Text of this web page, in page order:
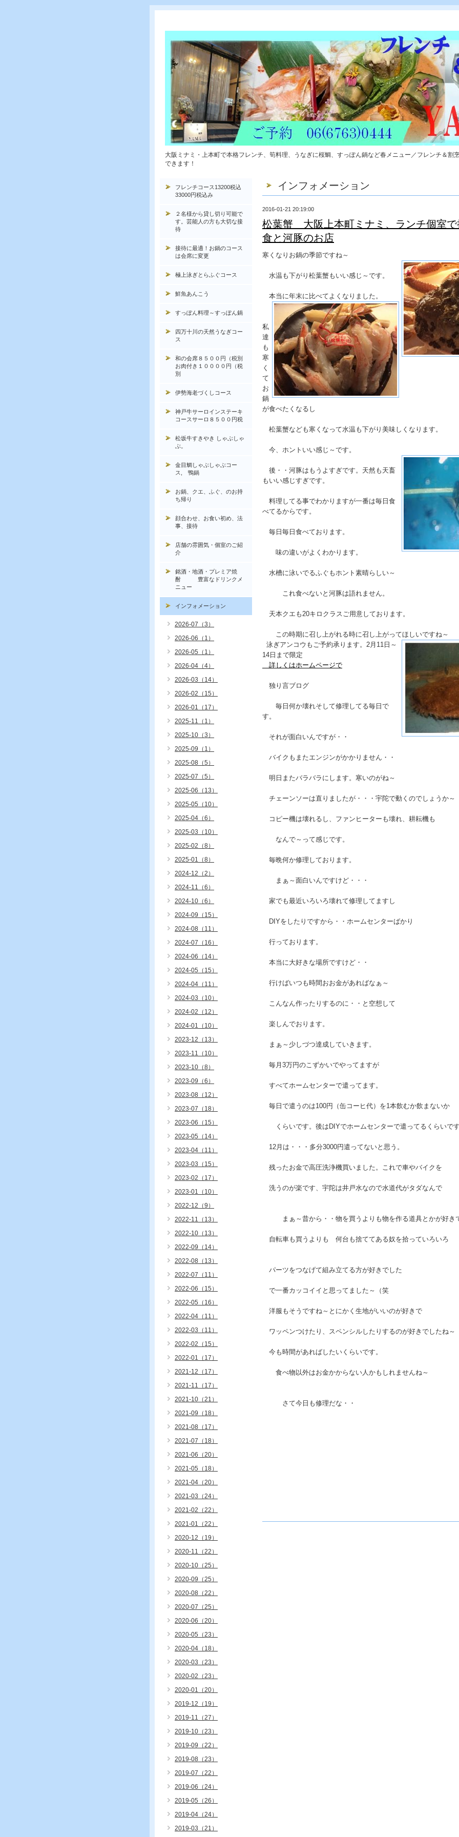
大阪ミナミ・上本町で本格フレンチ、筍料理、うなぎに桜鯛、すっぽん鍋など春メニュー／フレンチ＆割
できます！
インフォメーション
2016-01-21 20:19:00
松葉蟹 大阪上本町ミナミ、ランチ個室で
食と河豚のお店
寒くなりお鍋の季節ですね～
水温も下がり松葉蟹もいい感じ～です。
本当に年末に比べてよくなりました。
私
達
も
寒
く
て
お
鍋
が食べたくなるし
松葉蟹なども寒くなって水温も下がり美味しくなります。
今、ホントいい感じ～です。
後・・河豚はもうよすぎです。天然も天畜
もいい感じすぎです。
料理してる事でわかりますが一番は毎日食
べてるからです。
毎日毎日食べております。
味の違いがよくわかります。
水槽に泳いでるふぐもホント素晴らしい～
これ食べないと河豚は語れません。
天本クエも20キロクラスご用意しております。
この時期に召し上がれる時に召し上がってほしいですね～
泳ぎアンコウもご予約承ります。2月11日～
14日まで限定
詳しくはホームページで
独り言ブログ
毎日何か壊れそして修理してる毎日で
す。
それが面白いんですが・・
バイクもまたエンジンがかかりません・・
明日またバラバラにします。寒いのがね～
チェーンソーは直りましたが・・・宇陀で動くのでしょうか～
コピー機は壊れるし、ファンヒーターも壊れ、耕耘機も
なんで～って感じです。
毎晩何か修理しております。
まぁ～面白いんですけど・・・
家でも最近いろいろ壊れて修理してますし
DIYをしたりですから・・ホームセンターばかり
行っております。
本当に大好きな場所ですけど・・
行けばいつも時間おお金があればなぁ～
こんなん作ったりするのに・・と空想して
楽しんでおります。
まぁ～少しづつ達成していきます。
毎月3万円のこずかいでやってますが
すべてホームセンターで遣ってます。
毎日で遣うのは100円（缶コーヒ代）を1本飲むか飲まないか
くらいです。後はDIYでホームセンターで遣ってるくらいで
12月は・・・多分3000円遣ってないと思う。
残ったお金で高圧洗浄機買いました。これで車やバイクを
洗うのが楽です、宇陀は井戸水なので水道代がタダなんで
まぁ～昔から・・物を買うよりも物を作る道具とかが好き
自転車も買うよりも 何台も捨ててある奴を拾っていろいろ
パーツをつなげて組み立てる方が好きでした
で一番カッコイイと思ってました～（笑
洋服もそうですね～とにかく生地がいいのが好きで
ワッペンつけたり、スペンシルしたりするのが好きでしたね～
今も時間があればしたいくらいです。
食べ物以外はお金かからない人かもしれませんね～
さて今日も修理だな・・
フレンチコース13200税込
33000円税込み
２名様から貸し切り可能で
す。芸能人の方も大切な接
待
接待に最適！お鍋のコース
は会席に変更
極上泳ぎとらふぐコース
鮮魚あんこう
すっぽん料理～すっぽん鍋
四万十川の天然うなぎコー
ス
和の会席８５００円（税別
お肉付き１００００円（税
別
伊勢海老づくしコース
神戸牛サーロインステーキ
コースサーロ８５００円税
松坂牛すきやき しゃぶしゃ
ぶ。
金目鯛しゃぶしゃぶコー
ス, 鴨鍋
お鍋、クエ、ふぐ、のお持
ち帰り
顔合わせ、お食い初め、法
事、接待
店舗の雰囲気・個室のご紹
介
銘酒・地酒・プレミア焼
酎 豊富なドリンクメ
ニュー
インフォメーション
2026-07（3）
2026-06（1）
2026-05（1）
2026-04（4）
2026-03（14）
2026-02（15）
2026-01（17）
2025-11（1）
2025-10（3）
2025-09（1）
2025-08（5）
2025-07（5）
2025-06（13）
2025-05（10）
2025-04（6）
2025-03（10）
2025-02（8）
2025-01（8）
2024-12（2）
2024-11（6）
2024-10（6）
2024-09（15）
2024-08（11）
2024-07（16）
2024-06（14）
2024-05（15）
2024-04（11）
2024-03（10）
2024-02（12）
2024-01（10）
2023-12（13）
2023-11（10）
2023-10（8）
2023-09（6）
2023-08（12）
2023-07（18）
2023-06（15）
2023-05（14）
2023-04（11）
2023-03（15）
2023-02（17）
2023-01（10）
2022-12（9）
2022-11（13）
2022-10（13）
2022-09（14）
2022-08（13）
2022-07（11）
2022-06（15）
2022-05（16）
2022-04（11）
2022-03（11）
2022-02（15）
2022-01（17）
2021-12（17）
2021-11（17）
2021-10（21）
2021-09（18）
2021-08（17）
2021-07（18）
2021-06（20）
2021-05（18）
2021-04（20）
2021-03（24）
2021-02（22）
2021-01（22）
2020-12（19）
2020-11（22）
2020-10（25）
2020-09（25）
2020-08（22）
2020-07（25）
2020-06（20）
2020-05（23）
2020-04（18）
2020-03（23）
2020-02（23）
2020-01（20）
2019-12（19）
2019-11（27）
2019-10（23）
2019-09（22）
2019-08（23）
2019-07（22）
2019-06（24）
2019-05（26）
2019-04（24）
2019-03（21）